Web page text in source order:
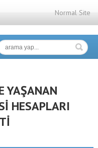
Normal Site
YAŞANAN
HESAPLARI